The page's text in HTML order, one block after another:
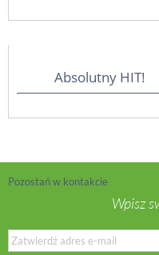
Absolutny HIT!
Pozostań w kontakcie
Wpisz